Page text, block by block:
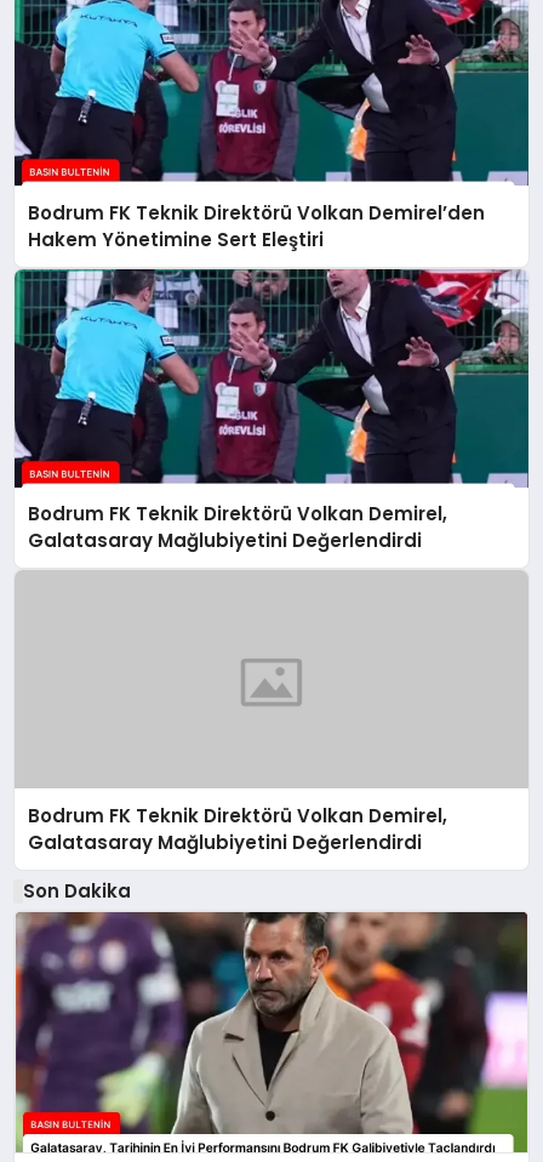
Bodrum FK Teknik Direktörü Volkan Demirel’den
Hakem Yönetimine Sert Eleştiri
Bodrum FK Teknik Direktörü Volkan Demirel,
Galatasaray Mağlubiyetini Değerlendirdi
Bodrum FK Teknik Direktörü Volkan Demirel,
Galatasaray Mağlubiyetini Değerlendirdi
Son Dakika